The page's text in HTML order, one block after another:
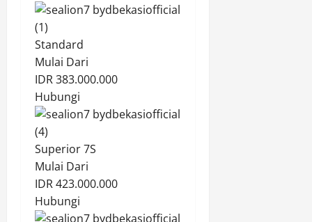
Standard
Mulai Dari
IDR 383.000.000
Hubungi
Superior 7S
Mulai Dari
IDR 423.000.000
Hubungi